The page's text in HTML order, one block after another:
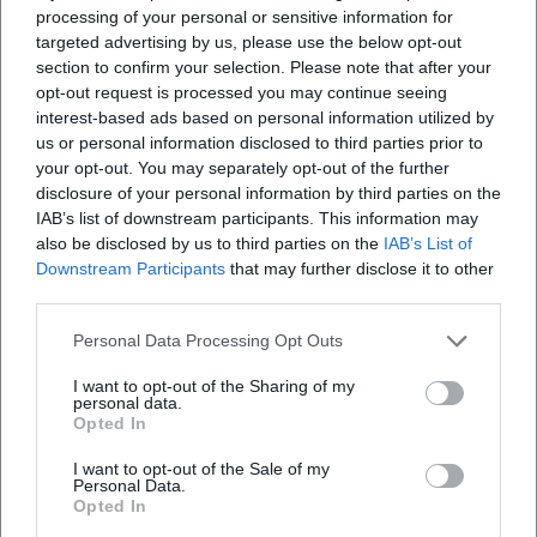
processing of your personal or sensitive information for
targeted advertising by us, please use the below opt-out
section to confirm your selection. Please note that after your
opt-out request is processed you may continue seeing
interest-based ads based on personal information utilized by
us or personal information disclosed to third parties prior to
your opt-out. You may separately opt-out of the further
disclosure of your personal information by third parties on the
IAB’s list of downstream participants. This information may
also be disclosed by us to third parties on the IAB’s List of
Downstream Participants that may further disclose it to other
Personal Data Processing Opt Outs
I want to opt-out of the Sharing of my
personal data.
Opted In
I want to opt-out of the Sale of my
Personal Data.
Opted In
Bühnenpräsenz und Live-Erlebnis: One-Man-Band als
dramaturgische Kunst
Live entfaltet Waldenfels eine dramaturgisch dichte
Performance: Der Wechsel der Instrumente strukturiert
Formteile, der Foot Bass hält die Spannung, und die
Moderation bindet das Publikum ein. Als Bandleader
verteilt er Soli, kuratiert Tempi und steuert
Dynamikwechsel, ohne den Fluss zu unterbrechen. Die
Mischung aus spontane Komposition und kommunikativer
Energie erzeugt jene „unwiederholbaren Momente“, die
in kuratierten Session-Reihen.
Repertoirepflege
Auch 2025 prägt Waldenfels das Münchner Konzertleben
mit regelmäßig wiederkehrenden Sessions im Giesinger
Bahnhof, der Glockenbachwerkstatt und weiteren Orten.
Die Formate öffnen Räume für Jazz-Improvisation, Folk-